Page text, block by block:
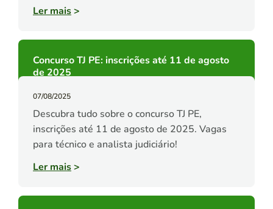
Ler mais>
Concurso TJ PE: inscrições até 11 de agosto
de 2025
07/08/2025
Descubra tudo sobre o concurso TJ PE,
inscrições até 11 de agosto de 2025. Vagas
para técnico e analista judiciário!
Ler mais>